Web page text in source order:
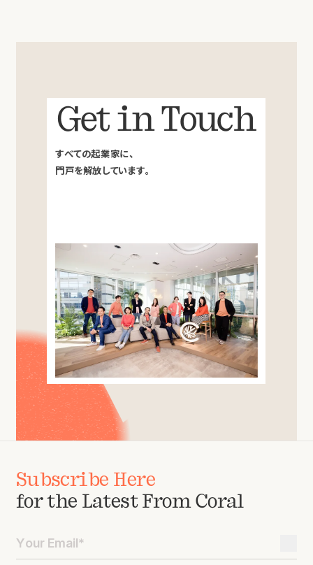
Get in Touch
すべての起業家に、
門戸を解放しています。
Subscribe Here
for the Latest From Coral